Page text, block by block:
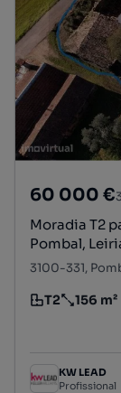
60 000 €
Moradia T2
Pombal,
3100-331,
Tipologia
T2
Preço por156 m²
KW LEAD
Profissional